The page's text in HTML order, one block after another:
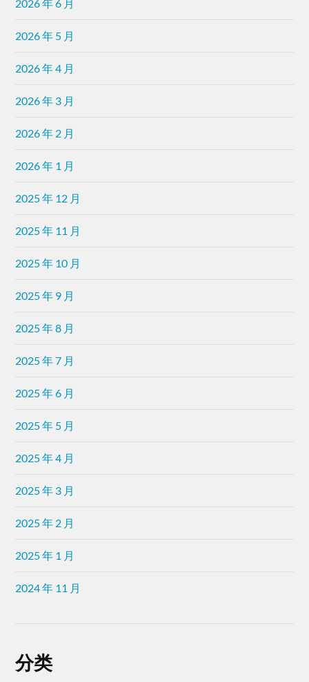
2026 年 6 月
2026 年 5 月
2026 年 4 月
2026 年 3 月
2026 年 2 月
2026 年 1 月
2025 年 12 月
2025 年 11 月
2025 年 10 月
2025 年 9 月
2025 年 8 月
2025 年 7 月
2025 年 6 月
2025 年 5 月
2025 年 4 月
2025 年 3 月
2025 年 2 月
2025 年 1 月
2024 年 11 月
分类